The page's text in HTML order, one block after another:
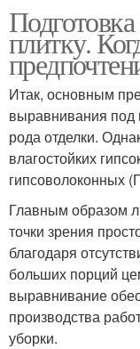
плитку.
Итак, основным
выравнивания под
рода отделки.
влагостойких
гипсоволоконных
Главным образом
точки зрения
благодаря
больших порций
выравнивание
производства
уборки.